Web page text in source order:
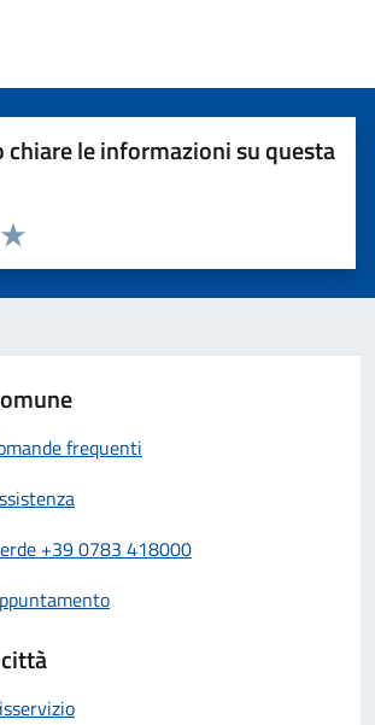
chiare le informazioni su questa
5 stelle su 5
4 stelle su 5
stelle su 5
su 5
5
frequenti
+39 0783 418000